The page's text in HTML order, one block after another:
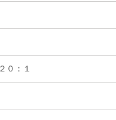
：１